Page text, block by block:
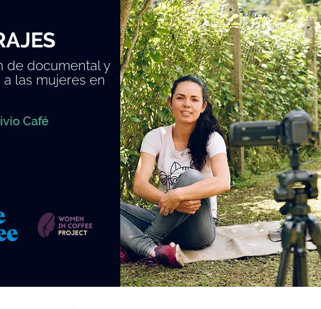
de documental y
las mujeres en
Café